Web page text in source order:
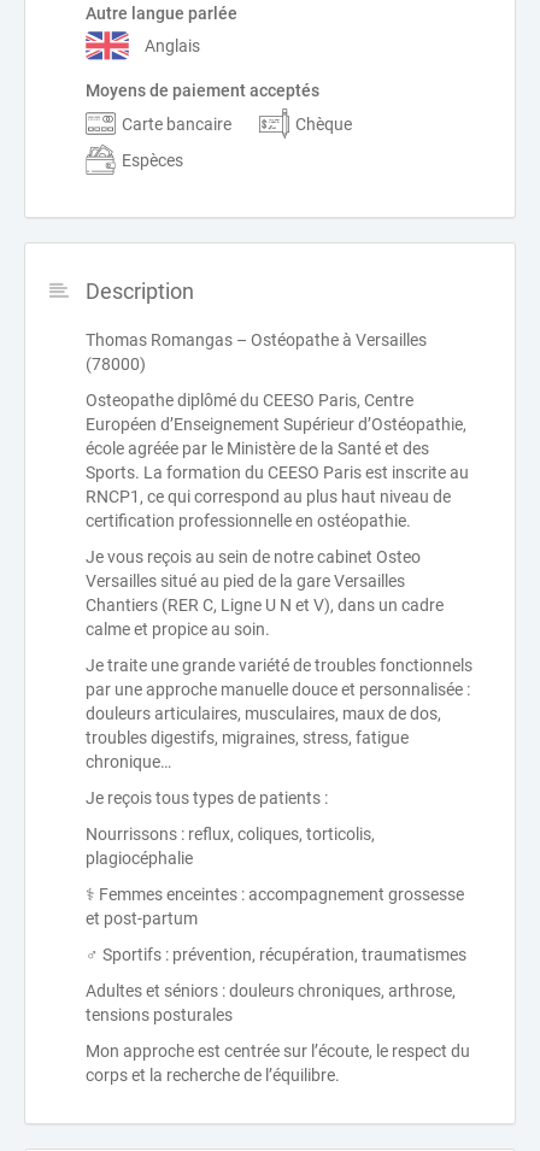
Autre langue parlée
Anglais
Moyens de paiement acceptés
Carte bancaire
Chèque
Espèces
Description
Thomas Romangas – Ostéopathe à Versailles
(78000)
Osteopathe diplômé du CEESO Paris, Centre
Européen d’Enseignement Supérieur d’Ostéopathie,
école agréée par le Ministère de la Santé et des
Sports. La formation du CEESO Paris est inscrite au
RNCP1, ce qui correspond au plus haut niveau de
certification professionnelle en ostéopathie.
Je vous reçois au sein de notre cabinet Osteo
Versailles situé au pied de la gare Versailles
Chantiers (RER C, Ligne U N et V), dans un cadre
calme et propice au soin.
Je traite une grande variété de troubles fonctionnels
par une approche manuelle douce et personnalisée :
douleurs articulaires, musculaires, maux de dos,
troubles digestifs, migraines, stress, fatigue
chronique…
Je reçois tous types de patients :
Nourrissons : reflux, coliques, torticolis,
plagiocéphalie
‍⚕️ Femmes enceintes : accompagnement grossesse
et post-partum
‍♂️ Sportifs : prévention, récupération, traumatismes
Adultes et séniors : douleurs chroniques, arthrose,
tensions posturales
Mon approche est centrée sur l’écoute, le respect du
corps et la recherche de l’équilibre.